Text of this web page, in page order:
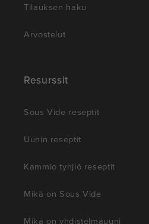
Tilauksen haku
Arvostelut
Resurssit
Sous Vide reseptit
Uunin reseptit
Kammio tyhjiö reseptit
Mikä on Sous Vide
Mikä on yhdistelmäuuni